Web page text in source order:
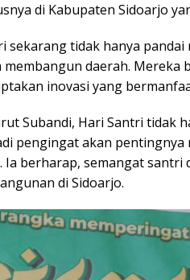
di Kabupaten Sidoarjo
sekarang tidak hanya
membangun daerah.
inovasi yang
Subandi, Hari Santri tidak
pengingat akan
Ia berharap, semangat santri
di Sidoarjo.